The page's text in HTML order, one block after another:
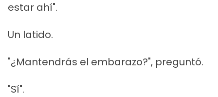
estar ahí".
Un latido.
"¿Mantendrás el embarazo?", preguntó.
"Sí".